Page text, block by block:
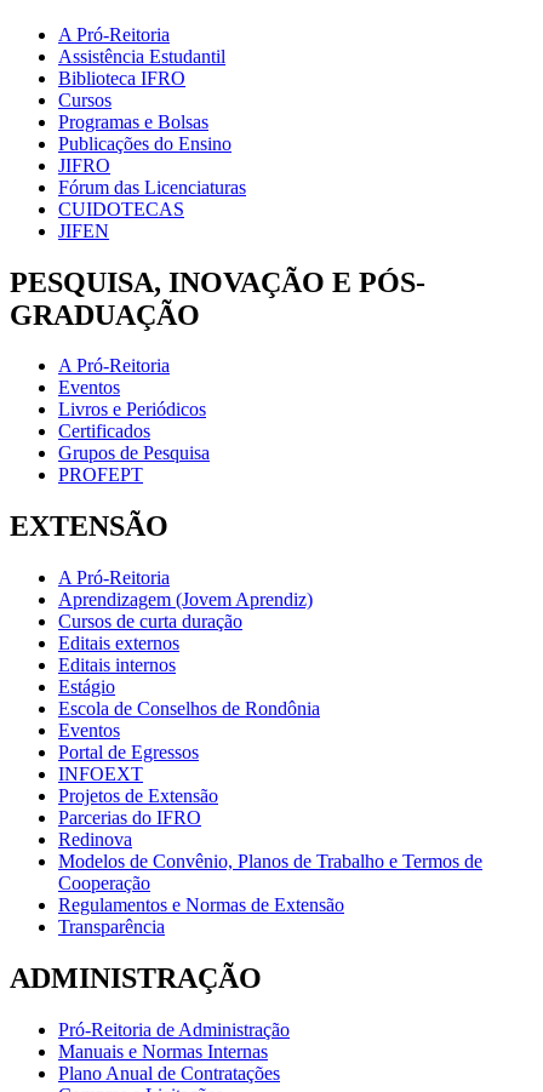
A Pró-Reitoria
Assistência Estudantil
Biblioteca IFRO
Cursos
Programas e Bolsas
Publicações do Ensino
JIFRO
Fórum das Licenciaturas
CUIDOTECAS
JIFEN
PESQUISA, INOVAÇÃO E PÓS-
GRADUAÇÃO
A Pró-Reitoria
Eventos
Livros e Periódicos
Certificados
Grupos de Pesquisa
PROFEPT
EXTENSÃO
A Pró-Reitoria
Aprendizagem (Jovem Aprendiz)
Cursos de curta duração
Editais externos
Editais internos
Estágio
Escola de Conselhos de Rondônia
Eventos
Portal de Egressos
INFOEXT
Projetos de Extensão
Parcerias do IFRO
Redinova
Modelos de Convênio, Planos de Trabalho e Termos de
Cooperação
Regulamentos e Normas de Extensão
Transparência
ADMINISTRAÇÃO
Pró-Reitoria de Administração
Manuais e Normas Internas
Plano Anual de Contratações